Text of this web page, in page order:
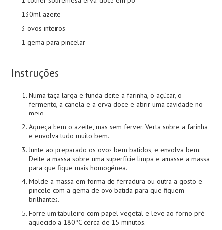
130ml azeite
3 ovos inteiros
1 gema para pincelar
Instruções
Numa taça larga e funda deite a farinha, o açúcar, o
fermento, a canela e a erva-doce e abrir uma cavidade no
meio.
Aqueça bem o azeite, mas sem ferver. Verta sobre a farinha
e envolva tudo muito bem.
Junte ao preparado os ovos bem batidos, e envolva bem.
Deite a massa sobre uma superfície limpa e amasse a massa
para que fique mais homogénea.
Molde a massa em forma de ferradura ou outra a gosto e
pincele com a gema de ovo batida para que fiquem
brilhantes.
Forre um tabuleiro com papel vegetal e leve ao forno pré-
aquecido a 180ºC cerca de 15 minutos.